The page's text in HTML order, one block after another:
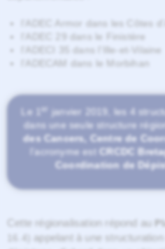
l’ADEC Armor dans les Côtes
l’ADEC 29 dans le Finistère
l’ADECI 35 dans l’Ille-et-Vilaine
l’ADECAM dans le Morbihan
Le 1 er
janvier 2019, les 4
dans une seule structure
des Cancers, Centre de
l’acronyme est
CRCDC
Coordination de
Cette régionalisation répond au
appelant à une